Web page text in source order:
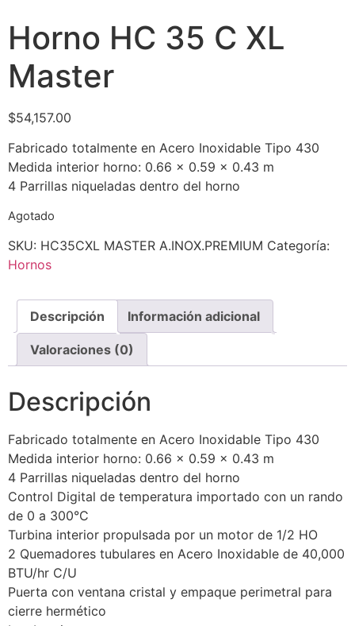
Horno HC 35 C XL
Master
$54,157.00
Fabricado totalmente en Acero Inoxidable Tipo 430
Medida interior horno: 0.66 x 0.59 x 0.43 m
4 Parrillas niqueladas dentro del horno
Agotado
SKU: HC35CXL MASTER A.INOX.PREMIUM Categoría:
Hornos
Descripción Información adicional
Valoraciones (0)
Descripción
Fabricado totalmente en Acero Inoxidable Tipo 430
Medida interior horno: 0.66 x 0.59 x 0.43 m
4 Parrillas niqueladas dentro del horno
Control Digital de temperatura importado con un rando
de 0 a 300°C
Turbina interior propulsada por un motor de 1/2 HO
2 Quemadores tubulares en Acero Inoxidable de 40,000
BTU/hr C/U
Puerta con ventana cristal y empaque perimetral para
cierre hermético